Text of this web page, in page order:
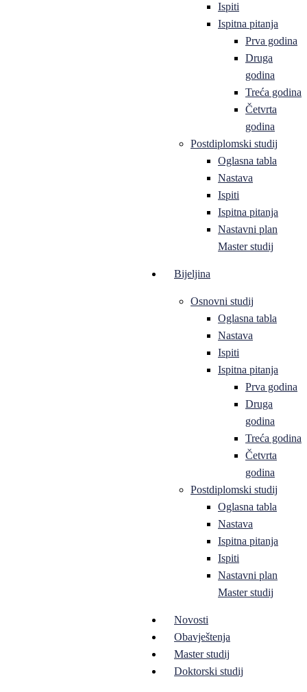
Ispiti
Ispitna pitanja
Prva godina
Druga
godina
Treća godina
Četvrta
godina
Postdiplomski studij
Oglasna tabla
Nastava
Ispiti
Ispitna pitanja
Nastavni plan
Master studij
Bijeljina
Osnovni studij
Oglasna tabla
Nastava
Ispiti
Ispitna pitanja
Prva godina
Druga
godina
Treća godina
Četvrta
godina
Postdiplomski studij
Oglasna tabla
Nastava
Ispitna pitanja
Ispiti
Nastavni plan
Master studij
Novosti
Obavještenja
Master studij
Doktorski studij